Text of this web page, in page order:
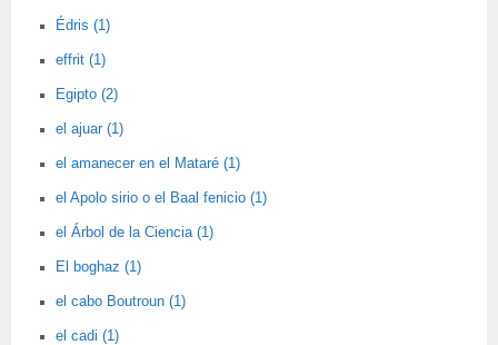
Édris (1)
effrit (1)
Egipto (2)
el ajuar (1)
el amanecer en el Mataré (1)
el Apolo sirio o el Baal fenicio (1)
el Árbol de la Ciencia (1)
El boghaz (1)
el cabo Boutroun (1)
el cadi (1)